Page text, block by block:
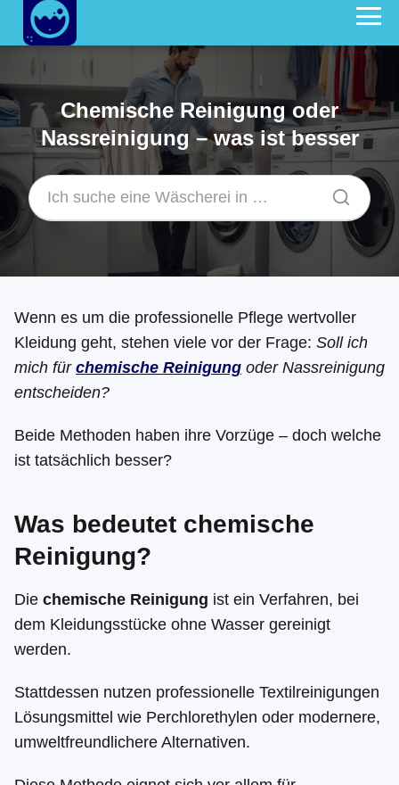
Chemische Reinigung oder
Nassreinigung – was ist besser
Wenn es um die professionelle Pflege wertvoller
Kleidung geht, stehen viele vor der Frage: Soll ich
mich für chemische Reinigung oder Nassreinigung
entscheiden?
Beide Methoden haben ihre Vorzüge – doch welche
ist tatsächlich besser?
Was bedeutet chemische
Reinigung?
Die chemische Reinigung ist ein Verfahren, bei
dem Kleidungsstücke ohne Wasser gereinigt
werden.
Stattdessen nutzen professionelle Textilreinigungen
Lösungsmittel wie Perchlorethylen oder modernere,
umweltfreundlichere Alternativen.